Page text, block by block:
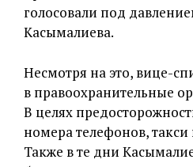
голосовали под
Касымалиева.
Несмотря на это, вице-
в правоохранительные
В целях
номера телефонов,
Также в те дни